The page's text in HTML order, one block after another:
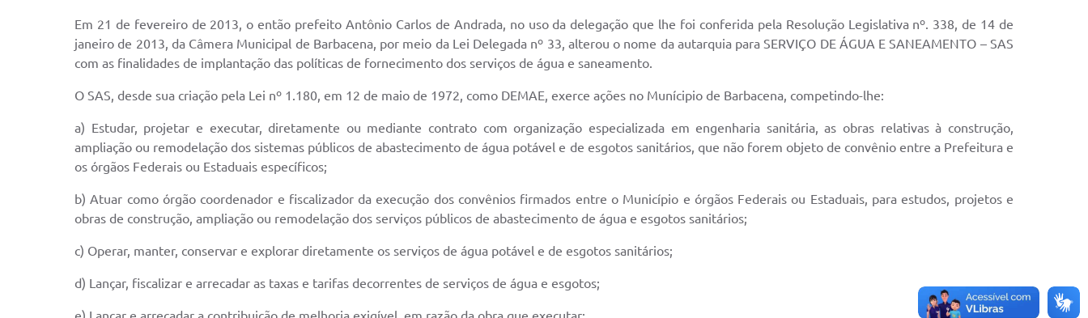
Em 21 de fevereiro de 2013, o então prefeito Antônio Carlos de Andrada, no uso da delegação que lhe foi conferida pela Resolução Legislativa nº. 338, de 14 de
janeiro de 2013, da Câmera Municipal de Barbacena, por meio da Lei Delegada nº 33, alterou o nome da autarquia para SERVIÇO DE ÁGUA E SANEAMENTO – SAS
com as finalidades de implantação das políticas de fornecimento dos serviços de água e saneamento.
O SAS, desde sua criação pela Lei nº 1.180, em 12 de maio de 1972, como DEMAE, exerce ações no Munícipio de Barbacena, competindo-lhe:
a) Estudar, projetar e executar, diretamente ou mediante contrato com organização especializada em engenharia sanitária, as obras relativas à construção,
ampliação ou remodelação dos sistemas públicos de abastecimento de água potável e de esgotos sanitários, que não forem objeto de convênio entre a Prefeitura e
os órgãos Federais ou Estaduais específicos;
b) Atuar como órgão coordenador e fiscalizador da execução dos convênios firmados entre o Município e órgãos Federais ou Estaduais, para estudos, projetos e
obras de construção, ampliação ou remodelação dos serviços públicos de abastecimento de água e esgotos sanitários;
c) Operar, manter, conservar e explorar diretamente os serviços de água potável e de esgotos sanitários;
d) Lançar, fiscalizar e arrecadar as taxas e tarifas decorrentes de serviços de água e esgotos;